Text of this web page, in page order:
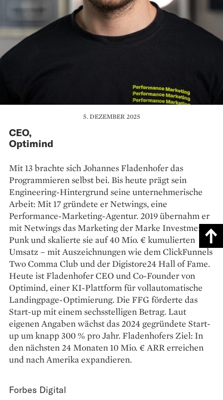
5. DEZEMBER 2025
CEO,
Optimind
Mit 13 brachte sich Johannes Fladenhofer das
Programmieren selbst bei. Bis heute prägt sein
Engineering-Hintergrund seine unternehmerische
Arbeit: Mit 17 gründete er Netwings, eine
Performance-Marketing-Agentur. 2019 übernahm er
mit Netwings das Marketing der Marke Investment
Punk und skalierte sie auf 40 Mio. € kumulierten
Umsatz – mit Auszeichnungen wie dem ClickFunnels
Two Comma Club und der Digistore24 Hall of Fame.
Heute ist Fladenhofer CEO und Co-Founder von
Optimind, einer KI-Plattform für vollautomatische
Landingpage-Optimierung. Die FFG förderte das
Start-up mit einem sechsstelligen Betrag. Laut
eigenen Angaben wächst das 2024 gegründete Start-
up um knapp 300 % pro Jahr. Fladenhofers Ziel: In
den nächsten 24 Monaten 10 Mio. € ARR erreichen
und nach Amerika expandieren.
Forbes Digital